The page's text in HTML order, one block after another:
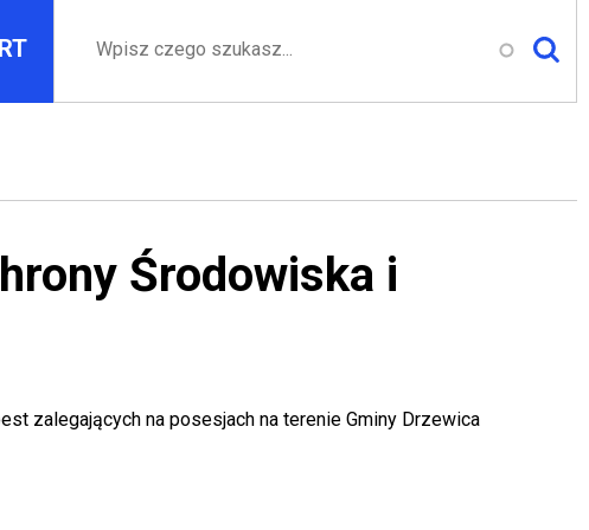
Środowiska i
zalegających na posesjach na terenie Gminy Drzewica